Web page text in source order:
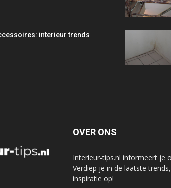
interieur trends
OVER ONS
Interieur-tips.nl informeert je
Verdiep je in de laatste
inspiratie op!